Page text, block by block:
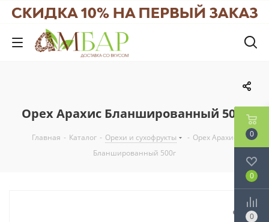
Орех Арахис Бланшированный 500г
Главная - Каталог - Орехи и сухофрукты - Орех Арахис
Бланшированный 500г
0
0
0